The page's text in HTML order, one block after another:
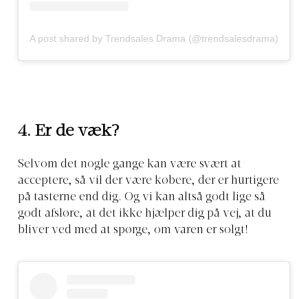
A post shared by Trendsales Drama (@trendsalesdrama)
4. Er de væk?
Selvom det nogle gange kan være svært at
acceptere, så vil der være købere, der er hurtigere
på tasterne end dig. Og vi kan altså godt lige så
godt afsløre, at det ikke hjælper dig på vej, at du
bliver ved med at spørge, om varen er solgt!